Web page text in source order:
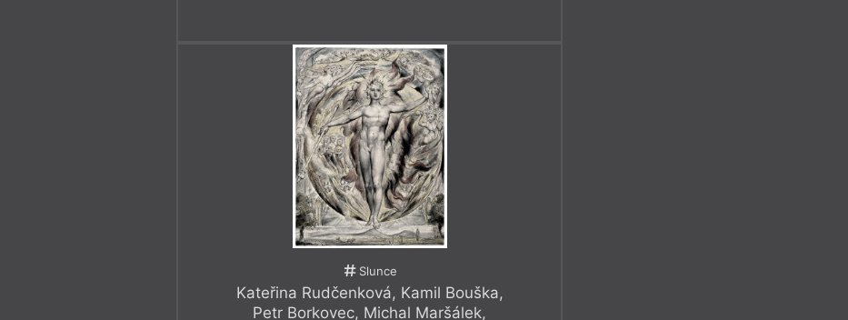
Slunce
Kateřina Rudčenková, Kamil Bouška,
Petr Borkovec, Michal Maršálek,